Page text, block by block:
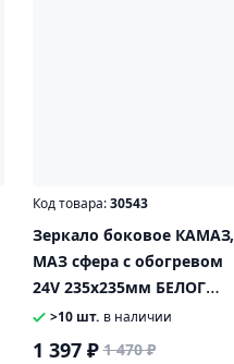
Код товара:30543
Зеркало боковое КАМАЗ,
МАЗ сфера с обогревом
24V 235х235мм БЕЛОГ
СКАД
>10 шт. в наличии
1 397 ₽ 1 470 ₽